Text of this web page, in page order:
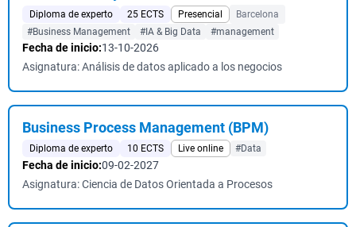
Diploma de experto 25 ECTS Presencial
Barcelona
#Business Management
#IA & Big Data #management
Fecha de inicio:13-10-2026
Asignatura: Análisis de datos aplicado a los negocios
Business Process Management (BPM)
Diploma de experto 10 ECTS Live online #Data
Fecha de inicio:09-02-2027
Asignatura: Ciencia de Datos Orientada a Procesos